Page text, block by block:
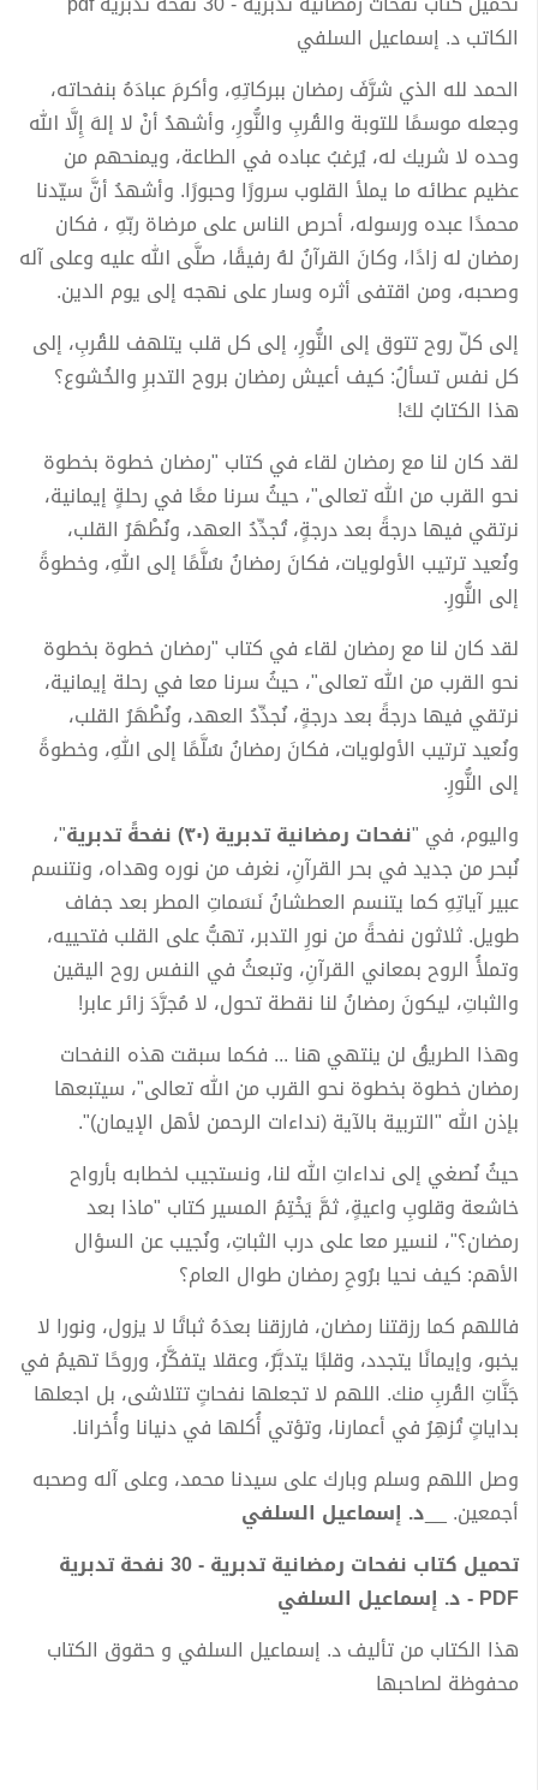
الكاتب د. إسماعيل السلفي
الحمد لله الذي شرَّفَ رمضان ببركاتِهِ، وأكرمَ عبادَهُ بنفحاته،
وجعله موسمًا للتوبة والقُربِ والنُّورِ، وأشهدُ أنْ لا إلهَ إِلَّا الله
وحده لا شريك له، يُرغبُ عباده في الطاعة، ويمنحهم من
عظيم عطائه ما يملأ القلوب سرورًا وحبورًا. وأشهدُ أنَّ سيّدنا
محمدًا عبده ورسوله، أحرص الناس على مرضاة ربّهِ ، فكان
رمضان له زادًا، وكانَ القرآنُ لهُ رفيقًا، صلَّى الله عليه وعلى آله
وصحبه، ومن اقتفى أثره وسار على نهجه إلى يوم الدين.
إلى كلّ روح تتوق إلى النُّورِ، إلى كل قلب يتلهف للقُربِ، إلى
كل نفس تسألُ: كيف أعيش رمضان بروح التدبرِ والخُشوع؟
هذا الكتابُ لكَ!
لقد كان لنا مع رمضان لقاء في كتاب "رمضان خطوة بخطوة
نحو القرب من الله تعالى"، حيثُ سرنا معًا في رحلةٍ إيمانية،
نرتقي فيها درجةً بعد درجةٍ، تُجدِّدُ العهد، ونُطْهَرُ القلب،
ونُعيد ترتيب الأولويات، فكانَ رمضانُ سُلَّمًا إلى اللهِ، وخطوةً
إلى النُّورِ.
لقد كان لنا مع رمضان لقاء في كتاب "رمضان خطوة بخطوة
نحو القرب من الله تعالى"، حيثُ سرنا معا في رحلة إيمانية،
نرتقي فيها درجةً بعد درجةٍ، نُجدِّدُ العهد، ونُطْهَرُ القلب،
ونُعيد ترتيب الأولويات، فكانَ رمضانُ سُلَّمًا إلى اللهِ، وخطوةً
إلى النُّورِ.
واليوم، في "نفحات رمضانية تدبرية (۳۰) نفحةً تدبرية
"،
نُبحر من جديد في بحر القرآنِ، نغرف من نوره وهداه، ونتنسم
عبير آياتِهِ كما يتنسم العطشانُ نَسَماتِ المطر بعد جفاف
طويل. ثلاثون نفحةً من نورِ التدبر، تهبُّ على القلب فتحييه،
وتملأُ الروح بمعاني القرآنِ، وتبعثُ في النفس روح اليقين
والثباتِ، ليكونَ رمضانُ لنا نقطة تحول، لا مُجرَّدَ زائر عابر!
وهذا الطريقُ لن ينتهي هنا ... فكما سبقت هذه النفحات
رمضان خطوة بخطوة نحو القرب من الله تعالى"، سيتبعها
بإذن الله "التربية بالآية (نداءات الرحمن لأهل الإيمان)".
حيثُ نُصغي إلى نداءاتِ الله لنا، ونستجيب لخطابه بأرواح
خاشعة وقلوبِ واعيةٍ، ثمَّ يَخْتِمُ المسير كتاب "ماذا بعد
رمضان؟"، لنسير معا على درب الثباتِ، ونُجيب عن السؤال
الأهم: كيف نحيا برُوحِ رمضان طوال العام؟
فاللهم كما رزقتنا رمضان، فارزقنا بعدَهُ ثباتًا لا يزول، ونورا لا
يخبو، وإيمانًا يتجدد، وقلبًا يتدبَّرُ، وعقلا يتفكَّرُ، وروحًا تهيمُ في
جَنَّاتِ القُربِ منك. اللهم لا تجعلها نفحاتٍ تتلاشى، بل اجعلها
بداياتٍ تُزهِرُ في أعمارنا، وتؤتي أُكلها في دنيانا وأُخرانا.
وصل اللهم وسلم وبارك على سيدنا محمد، وعلى آله وصحبه
أجمعين. __د. إسماعيل السلفي
تحميل كتاب نفحات رمضانية تدبرية - 30 نفحة تدبرية
PDF - د. إسماعيل السلفي
هذا الكتاب من تأليف د. إسماعيل السلفي و حقوق الكتاب
محفوظة لصاحبها